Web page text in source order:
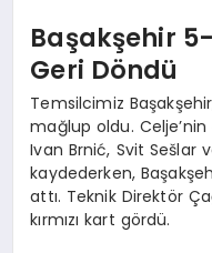
Başakşehir
Geri Döndü
Temsilcimiz
mağlup oldu.
Ivan Brnić, Svit Sešlar
kaydederken,
attı. Teknik Direktör
kırmızı kart gördü.